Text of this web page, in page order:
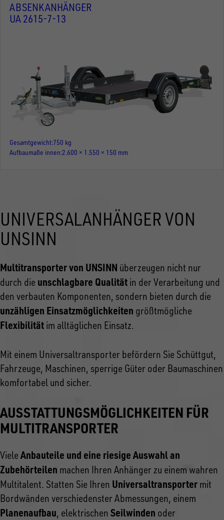
ABSENKANHÄNGER
UA 2615-7-13
Gesamtgewicht 750 kg
Aufbaumaße innen 2.600 × 1.550 × 150 mm
UNIVERSALANHÄNGER VON
UNSINN
Multitransporter von UNSINN überzeugen nicht nur
durch die unschlagbare Qualität in der Verarbeitung und
den verbauten Komponenten, sondern bieten durch die
unzähligen Einsatzmöglichkeiten größtmögliche
Flexibilität im alltäglichen Einsatz.
Mit einem Universaltransporter befördern Sie Schüttgut,
Fahrzeuge, Maschinen, sperrige Güter oder Baumaschinen
komfortabel und sicher.
AUSSTATTUNGSMÖGLICHKEITEN FÜR
MULTITRANSPORTER
VieleAnbauteile und eine riesige Auswahl an
Zubehörteilen machen Ihren Anhänger zu einem wahren
Multitalent. Statten Sie Ihren Universaltransporter mit
Bordwänden verschiedenster Abmessungen, einem
Planenaufbau, elektrischen Seilwinden oder